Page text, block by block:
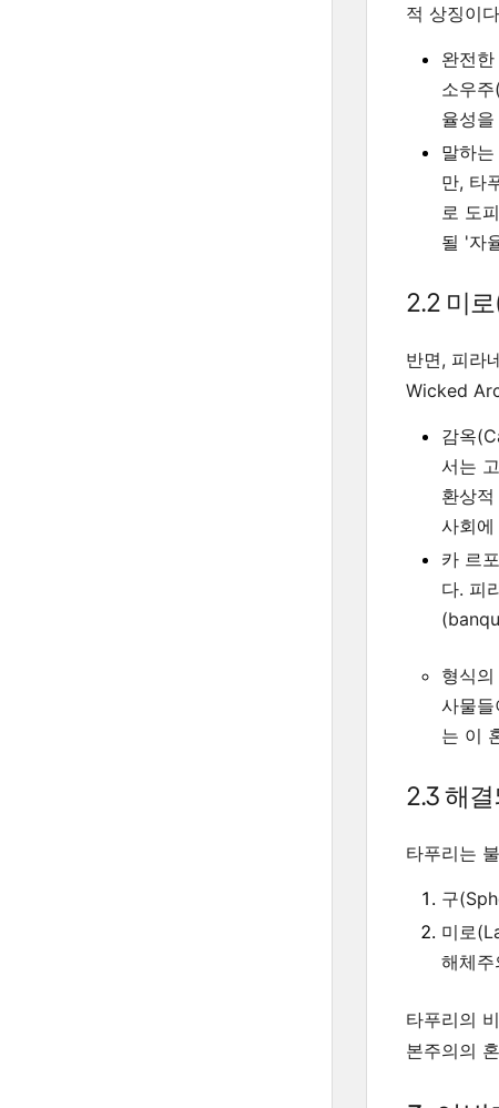
적 상징이
완전
소우
율성
말하
만, 타
로 도
될 '자
2.2 미
반면, 피라
Wicked
감옥
서는
환상
사회
카 르
다. 피
형식
사물
는 이
2.3 해
타푸리는
구
미로
해체주
타푸리의
본주의의